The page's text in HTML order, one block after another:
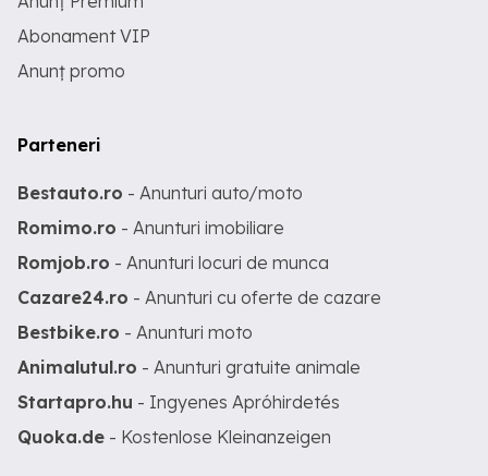
Abonament VIP
Anunț promo
Parteneri
Bestauto.ro - Anunturi auto/moto
Romimo.ro - Anunturi imobiliare
Romjob.ro - Anunturi locuri de munca
Cazare24.ro - Anunturi cu oferte de cazare
Bestbike.ro - Anunturi moto
Animalutul.ro - Anunturi gratuite animale
Startapro.hu - Ingyenes Apróhirdetés
Quoka.de - Kostenlose Kleinanzeigen